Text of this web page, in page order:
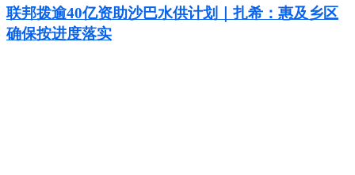
联邦拨逾40亿资助沙巴水供计划｜扎希：惠及乡区
确保按进度落实